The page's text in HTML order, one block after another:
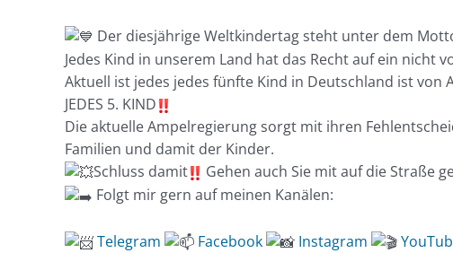
Der diesjährige Weltkindertag steht unter dem
Jedes Kind in unserem Land hat das Recht auf ein nicht
Aktuell ist jedes jedes fünfte Kind in Deutschland ist
JEDES 5. KIND
Die aktuelle Ampelregierung sorgt mit ihren
Familien und damit der Kinder.
Schluss damit
Gehen auch Sie mit auf die Straße
Folgt mir gern auf meinen Kanälen:
Telegram Facebook Instagram